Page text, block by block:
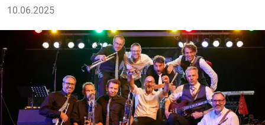
10.06.2025